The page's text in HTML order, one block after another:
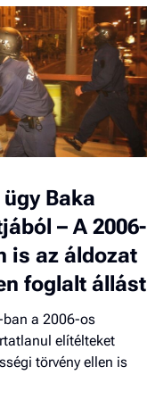
Baka
– A 2006-
is az áldozat
foglalt állást
a 2006-os
elítélteket
törvény ellen is